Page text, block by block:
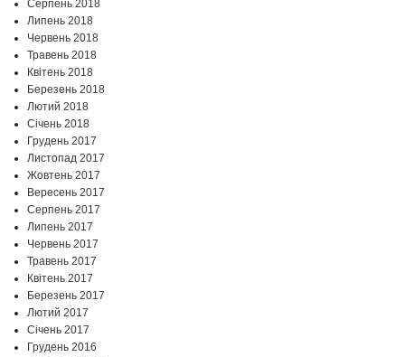
Серпень 2018
Липень 2018
Червень 2018
Травень 2018
Квітень 2018
Березень 2018
Лютий 2018
Січень 2018
Грудень 2017
Листопад 2017
Жовтень 2017
Вересень 2017
Серпень 2017
Липень 2017
Червень 2017
Травень 2017
Квітень 2017
Березень 2017
Лютий 2017
Січень 2017
Грудень 2016